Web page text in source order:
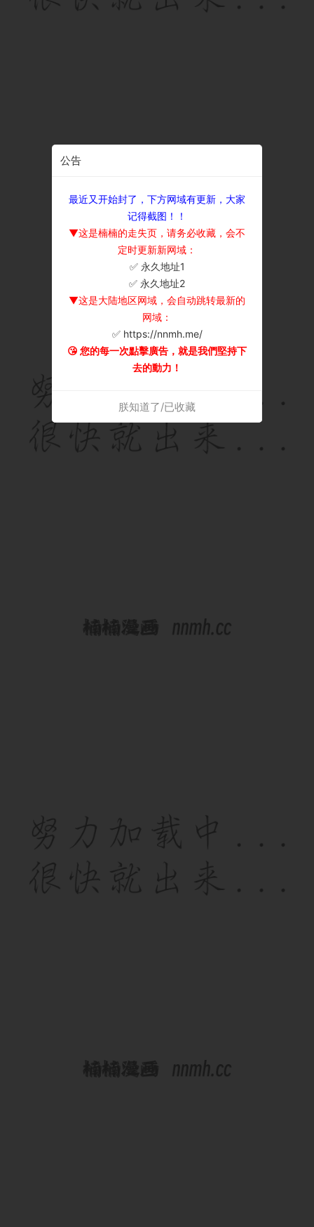
公告
最近又开始封了，下方网域有更新，大家
记得截图！！
▼这是楠楠的走失页，请务必收藏，会不
定时更新新网域：
✅ 永久地址1
✅ 永久地址2
▼这是大陆地区网域，会自动跳转最新的
网域：
✅ https://nnmh.me/
😘 您的每一次點擊廣告，就是我們堅持下
去的動力！
朕知道了/已收藏